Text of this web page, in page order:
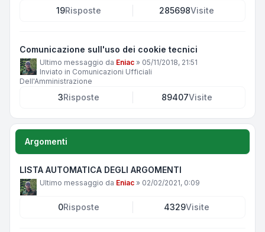
19Risposte 285698Visite
Comunicazione sull'uso dei cookie tecnici
Ultimo messaggio da Eniac » 05/11/2018, 21:51
Inviato in Comunicazioni Ufficiali
Dell'Amministrazione
3Risposte 89407Visite
Argomenti
LISTA AUTOMATICA DEGLI ARGOMENTI
Ultimo messaggio da Eniac » 02/02/2021, 0:09
0Risposte 4329Visite